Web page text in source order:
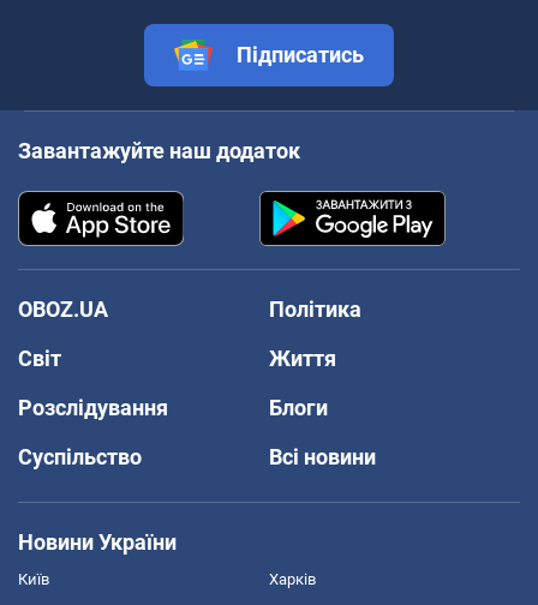
Підписатись
Завантажуйте наш додаток
OBOZ.UA
Політика
Світ
Життя
Розслідування
Блоги
Суспільство
Всі новини
Новини України
Київ Харків